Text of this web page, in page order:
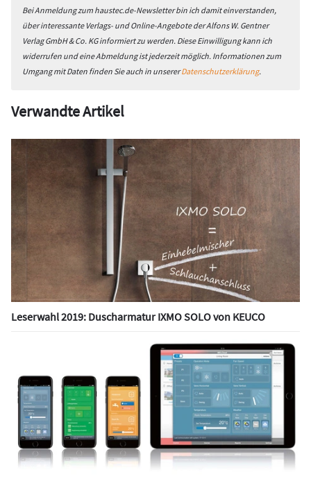
Bei Anmeldung zum haustec.de-Newsletter bin ich damit einverstanden,
über interessante Verlags- und Online-Angebote der Alfons W. Gentner
Verlag GmbH & Co. KG informiert zu werden. Diese Einwilligung kann ich
widerrufen und eine Abmeldung ist jederzeit möglich. Informationen zum
Umgang mit Daten finden Sie auch in unsererDatenschutzerklärung.
Verwandte Artikel
Leserwahl 2019: Duscharmatur IXMO SOLO von KEUCO